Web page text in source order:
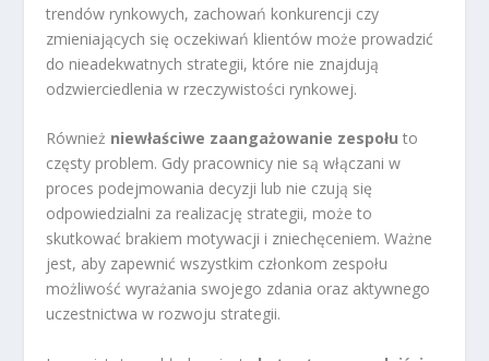
trendów rynkowych, zachowań konkurencji czy
zmieniających się oczekiwań klientów może prowadzić
do nieadekwatnych strategii, które nie znajdują
odzwierciedlenia w rzeczywistości rynkowej.
Również niewłaściwe zaangażowanie zespołu to
częsty problem. Gdy pracownicy nie są włączani w
proces podejmowania decyzji lub nie czują się
odpowiedzialni za realizację strategii, może to
skutkować brakiem motywacji i zniechęceniem. Ważne
jest, aby zapewnić wszystkim członkom zespołu
możliwość wyrażania swojego zdania oraz aktywnego
uczestnictwa w rozwoju strategii.